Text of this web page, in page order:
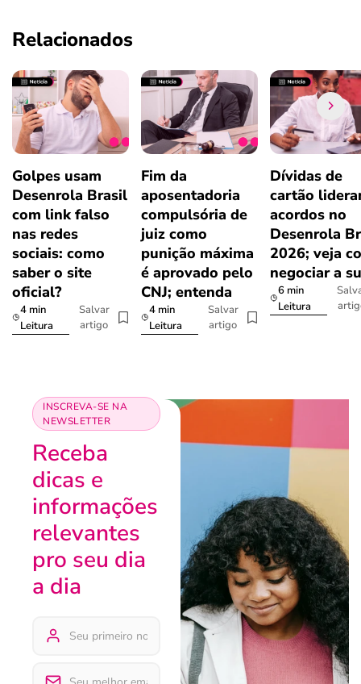
Relacionados
Golpes usam
Desenrola Brasil
com link falso
nas redes
sociais: como
saber o site
oficial?
4 min
Leitura
Salvar
artigo
Fim da
aposentadoria
compulsória de
juiz como
punição máxima
é aprovado pelo
CNJ; entenda
4 min
Leitura
Salvar
artigo
Dívidas de
cartão
acordos no
Desenrola
2026; veja
negociar a
6 min
Leitura
INSCREVA-SE NA
NEWSLETTER
Receba
dicas e
informações
relevantes
pro seu dia
a dia